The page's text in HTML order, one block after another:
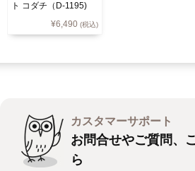
ト コダチ（D-1195)
¥6,490 (税込)
カスタマーサポート
お問合せやご質問、
ら